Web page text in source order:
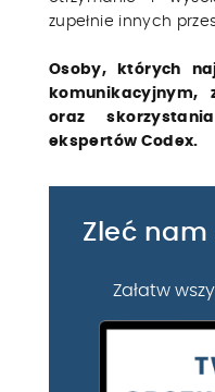
zupełnie innych
Osoby, których
oraz
ekspertów Codex.
Zleć nam
Załatw